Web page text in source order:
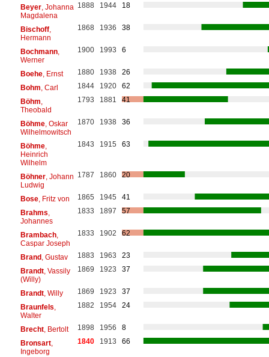
Beyer, Johanna
Magdalena
1888 1944 18
Bischoff,
Hermann
1868 1936 38
Bochmann,
Werner
1900 1993 6
Boehe, Ernst 1880 1938
26
Bohm , Carl 1844 1920
62
Böhm
Theobald
1793 1881 41
Böhme, Oskar
Wilhelmowitsch
1870 1938 36
Böhme,
Heinrich
Wilhelm
1843 1915 63
Böhner, Johann
Ludwig
1787 1860 20
Bose, Fritz von 1865 1945
41
Brahms
Johannes
1833 1897 57
Brambach,
Caspar Joseph
1833 1902 62
Brand, Gustav 1883 1963
23
Brandt, Vassily
(Willy)
1869 1923 37
Brandt, Willy 1869 1923
37
Braunfels
Walter
1882 1954 24
Brecht, Bertolt 1898 1956
8
Bronsart,
Ingeborg
1840 1913 66